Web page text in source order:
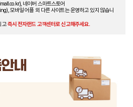
네이버 스마트스토어
모바일 어플 외 다른 사이트는 운영하고 있지 않습니
고즉시 전자랜드 고객센터로 신고해주세요.